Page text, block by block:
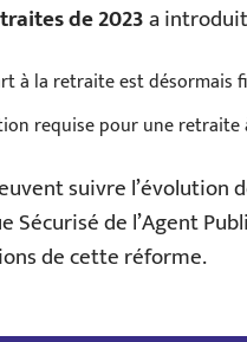
de 2023a
à la retraite est désormais
requise pour une
suivre l’évolution
Sécurisé de l’Agent
de cette réforme.